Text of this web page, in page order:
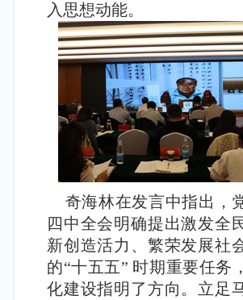
入思想动能。
奇海林在发言中指出，
四中全会明确提出激发全
新创造活力、繁荣发展社
的“十五五” 时期重要任务
化建设指明了方向。立足